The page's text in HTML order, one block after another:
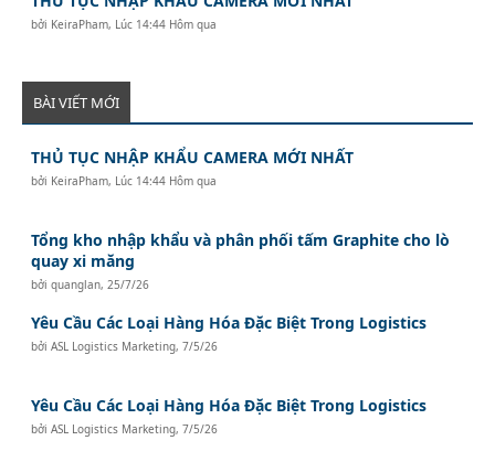
bởi KeiraPham, Lúc 14:44 Hôm qua
BÀI VIẾT MỚI
THỦ TỤC NHẬP KHẨU CAMERA MỚI NHẤT
bởi KeiraPham, Lúc 14:44 Hôm qua
Tổng kho nhập khẩu và phân phối tấm Graphite cho lò
quay xi măng
bởiquanglan,25/7/26
Yêu Cầu Các Loại Hàng Hóa Đặc Biệt Trong Logistics
bởiASL Logistics Marketing,7/5/26
Yêu Cầu Các Loại Hàng Hóa Đặc Biệt Trong Logistics
bởiASL Logistics Marketing,7/5/26